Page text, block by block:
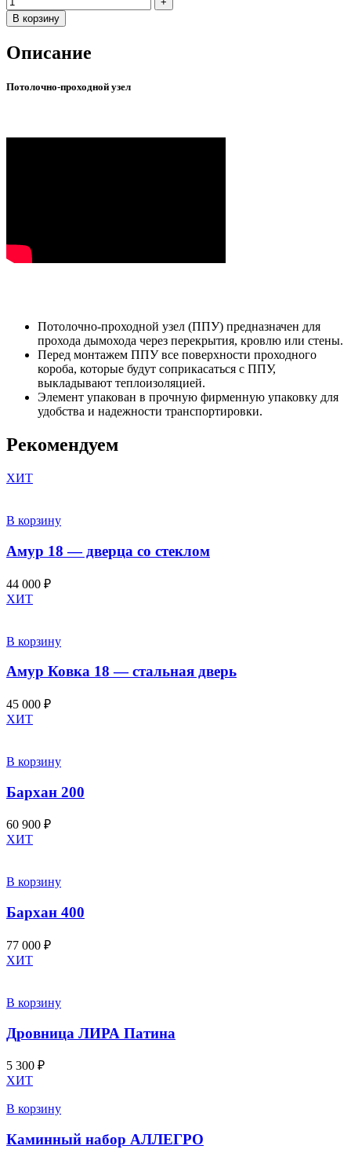
В корзину
Описание
Потолочно-проходной узел
Потолочно-проходной узел (ППУ) предназначен для
прохода дымохода через перекрытия, кровлю или стены.
Перед монтажем ППУ все поверхности проходного
короба, которые будут соприкасаться с ППУ,
выкладывают теплоизоляцией.
Элемент упакован в прочную фирменную упаковку для
удобства и надежности транспортировки.
Рекомендуем
ХИТ
В корзину
Амур 18 — дверца со стеклом
44 000 ₽
ХИТ
В корзину
Амур Ковка 18 — стальная дверь
45 000 ₽
ХИТ
В корзину
Бархан 200
60 900 ₽
ХИТ
В корзину
Бархан 400
77 000 ₽
ХИТ
В корзину
Дровница ЛИРА Патина
5 300 ₽
ХИТ
В корзину
Каминный набор АЛЛЕГРО